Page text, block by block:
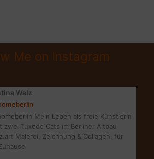
Me on Instagram
Walz
Mein Leben als freie Künstlerin
mit zwei Tuxedo Cats im Berliner Altbau
Malerei, Zeichnung & Collagen, für